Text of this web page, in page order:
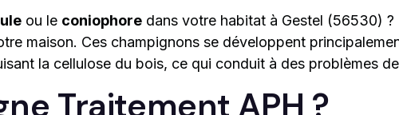
ou le coniophore dans votre habitat à Gestel (56530) ?
maison. Ces champignons se développent
la cellulose du bois, ce qui conduit à des problèmes de
Traitement APH ?